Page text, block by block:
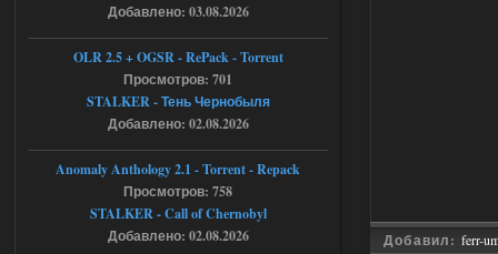
Добавил: ferr-
Ответить ➤
Тайна Зоны - Remaster 2026
патч я установил после
установки мода, да, ладно,
наверное вы правы придется ожидать
Добавлено: 03.08.2026
OLR 2.5 + OGSR - RePack - Torrent
Просмотров: 701
STALKER - Тень Чернобыля
Добавлено: 02.08.2026
Anomaly Anthology 2.1 - Torrent - Repack
Просмотров: 758
STALKER - Call of Chernobyl
Добавлено: 02.08.2026